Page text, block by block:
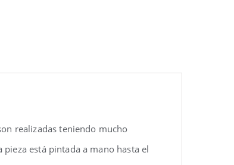
realizadas teniendo mucho
está pintada a mano hasta el